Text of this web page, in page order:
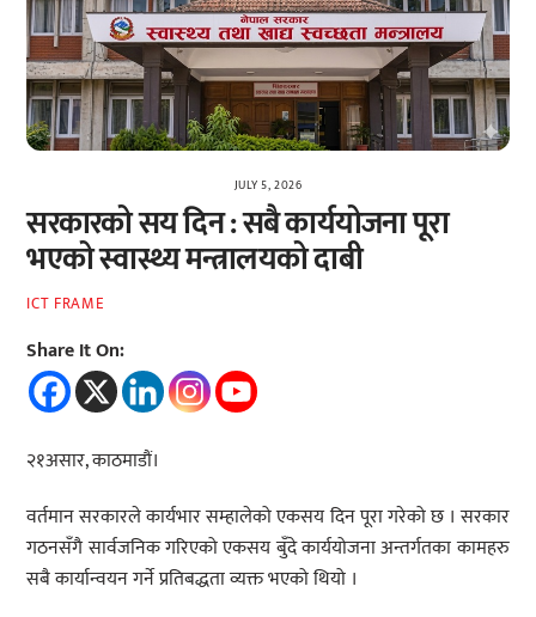
JULY 5, 2026
सरकारको सय दिन : सबै कार्ययोजना पूरा
भएको स्वास्थ्य मन्त्रालयको दाबी
ICT FRAME
Share It On:
२१असार, काठमाडौं।
वर्तमान सरकारले कार्यभार सम्हालेको एकसय दिन पूरा गरेको छ । सरकार
गठनसँगै सार्वजनिक गरिएको एकसय बुँदे कार्ययोजना अन्तर्गतका कामहरु
सबै कार्यान्वयन गर्ने प्रतिबद्धता व्यक्त भएको थियो ।